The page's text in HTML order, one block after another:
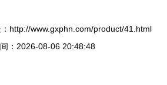
http://www.gxphn.com/product/41.html
：2026-08-06 20:48:48